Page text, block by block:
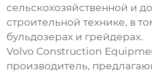
сельскохозяйственной и
строительной технике, в
бульдозерах и грейдерах.
Volvo Construction
производитель,